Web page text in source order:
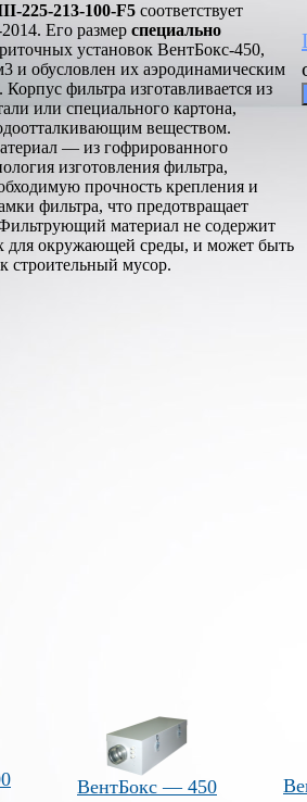
225-213-100-F5 соответствует
Его размер специально
установок ВентБокс-450,
и обусловлен их аэродинамическим
фильтра изготавливается из
или специального картона,
веществом.
— из гофрированного
изготовления фильтра,
прочность крепления и
фильтра, что предотвращает
материал не содержит
для окружающей среды, и может быть
строительный мусор.
ВентБокс — 450